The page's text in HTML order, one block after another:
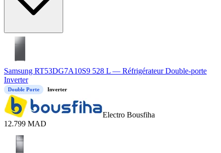
Samsung RT53DG7A10S9 528 L — Réfrigérateur Double-porte
Inverter
Double Porte Inverter
Electro Bousfiha
12.799 MAD